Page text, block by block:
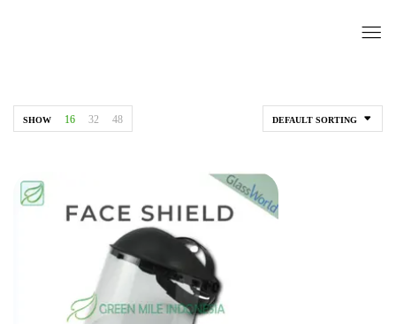
DEFAULT SORTING
SHOW 16 32 48